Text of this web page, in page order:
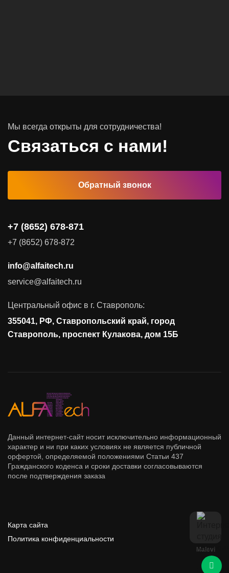
Автоматизированные рабочие места
Видеоконференцсвязь
Поставка продуктов для резервного копирования данных
Соответствие требованиям и стандартам
Антивирусная защита
Управление доступом
Сетевая безопасность
Мы всегда открыты для сотрудничества!
Связаться с нами!
Обратный звонок
+7 (8652) 678-871
+7 (8652) 678-872
info@alfaitech.ru
service@alfaitech.ru
Центральный офис в г. Ставрополь:
355041, РФ, Ставропольский край, город
Ставрополь, проспект Кулакова, дом 15Б
Данный интернет-сайт носит исключительно информационный
характер и ни при каких условиях не является публичной
орфертой, определяемой положениями Статьи 437
Гражданского коденса и сроки доставки согласовываются
после подтверждения заказа
Карта сайта
Политика конфиденциальности
Malevi